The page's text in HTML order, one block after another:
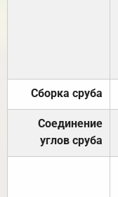
Сборка сруба
Соединение
углов сруба